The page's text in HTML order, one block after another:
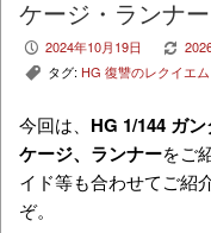
ケージ・ランナー
P 2024年10月19日 V
, タグ: HG 復讐のレクイエム
今回は、 HG 1/144 ガ
ケージ、ランナーをご
イド等も合わせてご紹
ぞ。